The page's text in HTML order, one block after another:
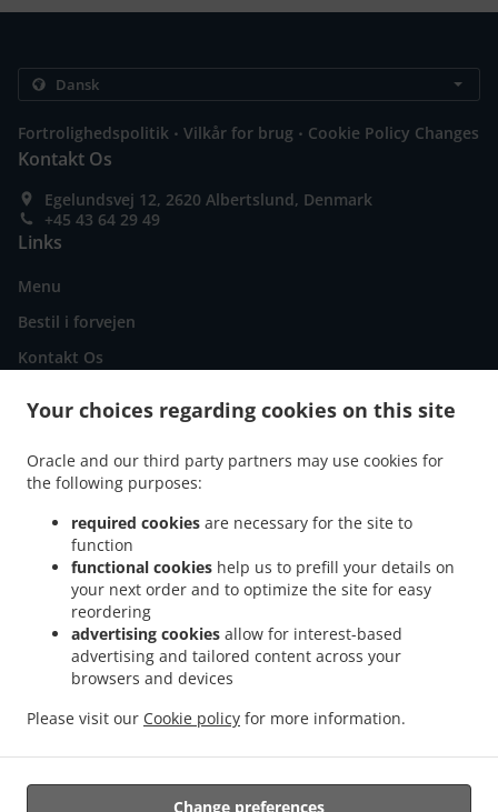
Your choices regarding cookies on this site
Oracle and our third party partners may use cookies for
the following purposes:
required cookies are necessary for the site to
function
functional cookies help us to prefill your details on
your next order and to optimize the site for easy
reordering
advertising cookies allow for interest-based
advertising and tailored content across your
browsers and devices
Please visit our Cookie policy for more information.
Change preferences
Fortrolighedspolitik . Vilkår for brug . Cookie Policy Changes
Kontakt Os
Egelundsvej 12, 2620 Albertslund, Denmark
+45 43 64 29 49
Links
Menu
Bestil i forvejen
Kontakt Os
Pizza Udbringning Albertslund . Pizza Udbringning Taastrup .
Pizza Udbringning
Vallensbæk
Pizza Udbringning Glostrup . Pizza Udbringning Brøndby
Udbringning Vallensbæk Strand
. Pizza Udbringning Hvidovre . Pizza Udbringning
København
. Pizza Udbringning Ishøj
Udbringning Hedehusene
Pizza Udbringning Skovlunde Pizza Udbringning Rødovre